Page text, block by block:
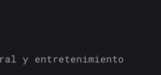
y entretenimiento